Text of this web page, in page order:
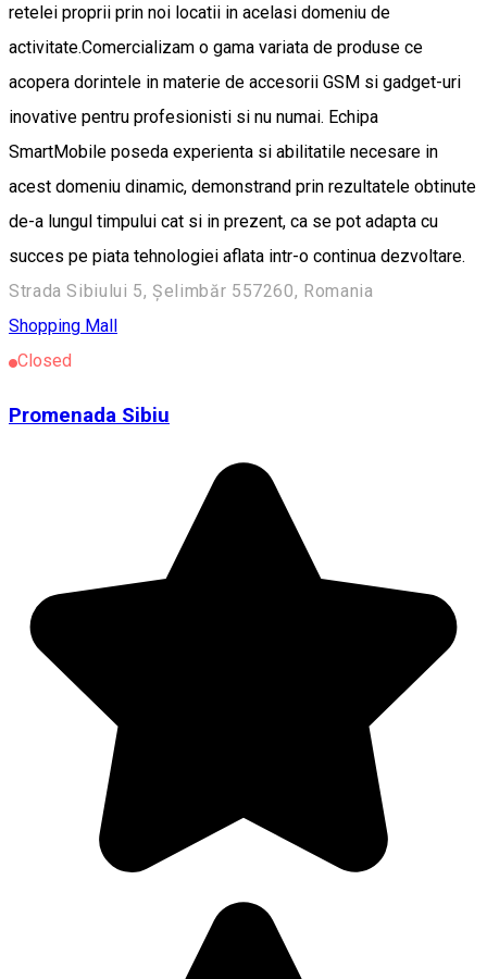
retelei proprii prin noi locatii in acelasi domeniu de
activitate.Comercializam o gama variata de produse ce
acopera dorintele in materie de accesorii GSM si gadget-uri
inovative pentru profesionisti si nu numai. Echipa
SmartMobile poseda experienta si abilitatile necesare in
acest domeniu dinamic, demonstrand prin rezultatele obtinute
de-a lungul timpului cat si in prezent, ca se pot adapta cu
succes pe piata tehnologiei aflata intr-o continua dezvoltare.
Strada Sibiului 5, Șelimbăr 557260, Romania
Shopping Mall
Closed
Promenada Sibiu